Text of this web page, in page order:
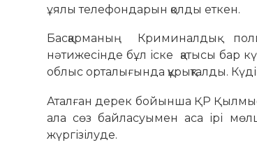
ұялы телефондарын қолды еткен.
Басқарманың Криминалдық
нәтижесінде бұл іске қатысы бар
облыс орталығында құрықталды.
Аталған дерек бойынша ҚР
ала сөз байласуымен аса ірі
жүргізілуде.